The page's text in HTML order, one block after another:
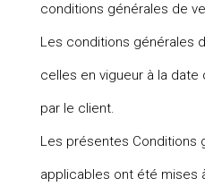
conditions générales de
Les conditions générales
celles en vigueur à la
par le client.
Les présentes Conditions
applicables ont été mises